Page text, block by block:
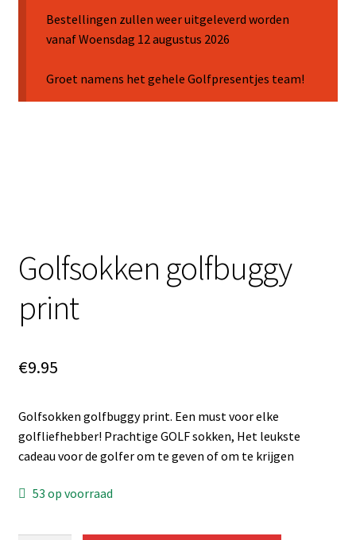
Bestellingen zullen weer uitgeleverd worden
vanaf Woensdag 12 augustus 2026
Groet namens het gehele Golfpresentjes team!
Golfsokken golfbuggy
print
€9.95
Golfsokken golfbuggy print. Een must voor elke
golfliefhebber! Prachtige GOLF sokken, Het leukste
cadeau voor de golfer om te geven of om te krijgen
53 op voorraad